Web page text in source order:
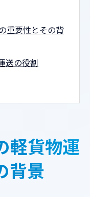
重要性とその背
送の役割
の連携
化
需要動向
ンラインショッ
軽貨物運
背景